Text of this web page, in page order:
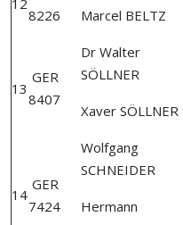
12
8226
Marcel BELTZ
13
GER
8407
Dr Walter
SÖLLNER
Xaver SÖLLNER
14
GER
7424
Wolfgang
SCHNEIDER
Hermann